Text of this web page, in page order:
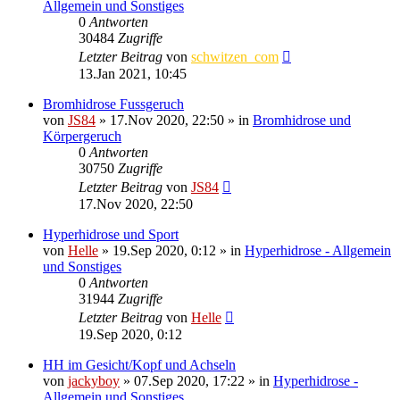
Allgemein und Sonstiges
0 Antworten
30484 Zugriffe
Letzter Beitrag von schwitzen_com
13.Jan 2021, 10:45
Bromhidrose Fussgeruch
von JS84 » 17.Nov 2020, 22:50 » in Bromhidrose und
Körpergeruch
0 Antworten
30750 Zugriffe
Letzter Beitrag von JS84
17.Nov 2020, 22:50
Hyperhidrose und Sport
von Helle » 19.Sep 2020, 0:12 » in Hyperhidrose - Allgemein
und Sonstiges
0 Antworten
31944 Zugriffe
Letzter Beitrag von Helle
19.Sep 2020, 0:12
HH im Gesicht/Kopf und Achseln
von jackyboy » 07.Sep 2020, 17:22 » in Hyperhidrose -
Allgemein und Sonstiges